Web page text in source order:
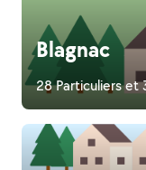
Blagnac
28 Particuliers et